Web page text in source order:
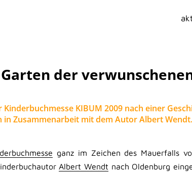
der
KIBUM 2009 nach einer
Zusammenarbeit mit dem Autor Albert Wendt.
ganz im Zeichen des Mauerfalls
Albert Wendt nach Oldenburg